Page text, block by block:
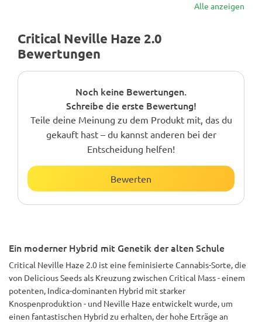
Alle anzeigen
Critical Neville Haze 2.0
Bewertungen
Noch keine Bewertungen.
Schreibe die erste Bewertung!
Teile deine Meinung zu dem Produkt mit, das du
gekauft hast – du kannst anderen bei der
Entscheidung helfen!
Bewerten
Ein moderner Hybrid mit Genetik der alten Schule
Critical Neville Haze 2.0 ist eine feminisierte Cannabis-Sorte, die
von Delicious Seeds als Kreuzung zwischen Critical Mass - einem
potenten, Indica-dominanten Hybrid mit starker
Knospenproduktion - und Neville Haze entwickelt wurde, um
einen fantastischen Hybrid zu erhalten, der hohe Erträge an